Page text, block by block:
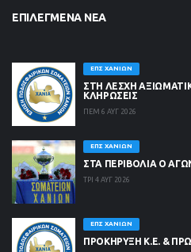
ΕΠΙΛΕΓΜΈΝΑ ΝΈΑ
ΕΠΣ ΧΑΝΊΩΝ
ΣΤΗ ΛΈΣΧΗ
ΚΛΗΡΏΣΕΙΣ
ΠΕΜ 6 ΑΥΓ 2026
ΕΠΣ ΧΑΝΊΩΝ
ΣΤΑ ΠΕΡΙΒΟΛΙΑ Ο
ΤΡΙ 4 ΑΥΓ 2026
ΕΠΣ ΧΑΝΊΩΝ
ΠΡΟΚΗΡΥΞΗ Κ.Ε. &